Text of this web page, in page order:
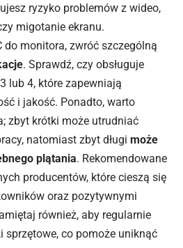
ryzyko problemów z wideo,
migotanie ekranu.
do monitora, zwróć szczególną
. Sprawdź, czy obsługuje
lub 4, które zapewniają
i jakość. Ponadto, warto
zbyt krótki może utrudniać
natomiast zbyt długi może
plątania. Rekomendowane
producentów, które cieszą się
oraz pozytywnymi
również, aby regularnie
co pomoże uniknąć